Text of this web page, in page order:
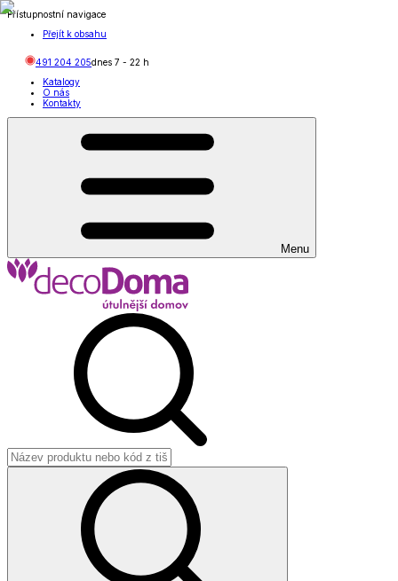
Přístupnostní navigace
Přejít k obsahu
491 204 205dnes 7 - 22 h
Katalogy
O nás
Kontakty
Menu